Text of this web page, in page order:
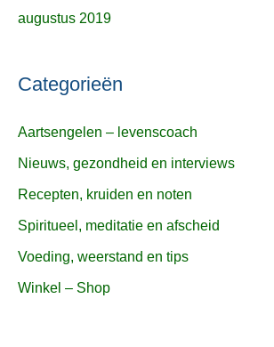
augustus 2019
Categorieën
Aartsengelen – levenscoach
Nieuws, gezondheid en interviews
Recepten, kruiden en noten
Spiritueel, meditatie en afscheid
Voeding, weerstand en tips
Winkel – Shop